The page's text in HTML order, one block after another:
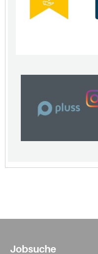
Jobsuche